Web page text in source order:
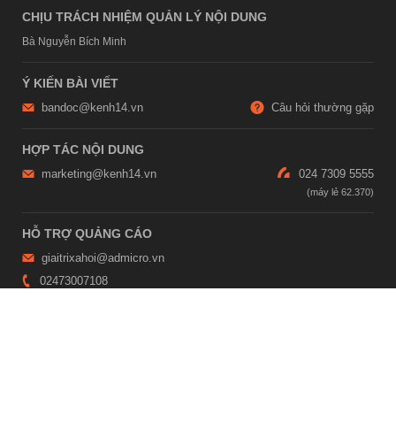
CHỊU TRÁCH NHIỆM QUẢN LÝ NỘI DUNG
Bà Nguyễn Bích Minh
Ý KIẾN BÀI VIẾT
bandoc@kenh14.vn Câu hỏi thường gặp
HỢP TÁC NỘI DUNG
marketing@kenh14.vn 024 7309 5555
HỖ TRỢ QUẢNG CÁO
giaitrixahoi@admicro.vn
02473007108